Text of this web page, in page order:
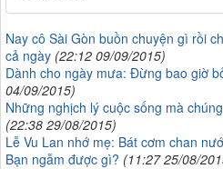
Nay cô Sài Gòn buồn chuyện gì rồi
cả ngày (22:12 09/09/2015)
Dành cho ngày mưa: Đừng bao giờ
04/09/2015)
Những nghịch lý cuộc sống mà
(22:38 29/08/2015)
Lễ Vu Lan nhớ mẹ: Bát cơm chan
Bạn ngẫm được gì? (11:27 25/08/